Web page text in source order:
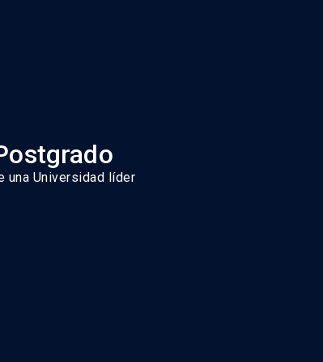
una Universidad líder